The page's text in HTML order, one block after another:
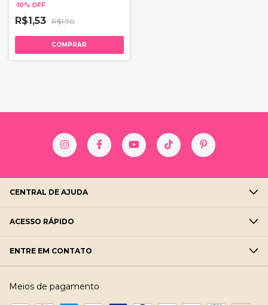
-10% OFF
R$1,53 R$1,70
COMPRAR
CENTRAL DE AJUDA
ACESSO RÁPIDO
ENTRE EM CONTATO
Meios de pagamento